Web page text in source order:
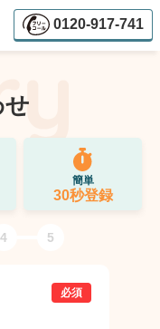
0120-917-741
せ
簡単
30秒登録
4 5
必須